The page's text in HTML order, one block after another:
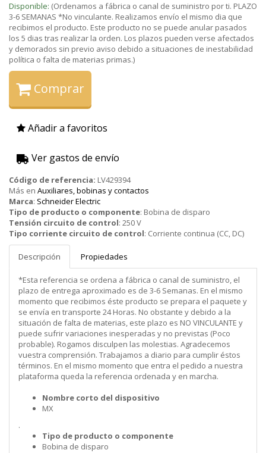
Disponible: (Ordenamos a fábrica o canal de suministro por ti. PLAZO
3-6 SEMANAS *No vinculante. Realizamos envío el mismo dia que
recibimos el producto. Este producto no se puede anular pasados
los 5 dias tras realizar la orden. Los plazos pueden verse afectados
y demorados sin previo aviso debido a situaciones de inestabilidad
política o falta de materias primas.)
Comprar
Añadir a favoritos
Ver gastos de envío
Código de referencia: LV429394
Más en Auxiliares, bobinas y contactos
Marca: Schneider Electric
Tipo de producto o componente: Bobina de disparo
Tensión circuito de control: 250 V
Tipo corriente circuito de control: Corriente continua (CC, DC)
Descripción Propiedades
*Esta referencia se ordena a fábrica o canal de suministro, el
plazo de entrega aproximado es de 3-6 Semanas. En el mismo
momento que recibimos éste producto se prepara el paquete y
se envía en transporte 24 Horas. No obstante y debido a la
situación de falta de materias, este plazo es NO VINCULANTE y
puede sufrir variaciones inesperadas y no previstas (Poco
probable). Rogamos disculpen las molestias. Agradecemos
vuestra comprensión. Trabajamos a diario para cumplir éstos
términos. En el mismo momento que entra el pedido a nuestra
plataforma queda la referencia ordenada y en marcha.
Nombre corto del dispositivo
MX
.
Tipo de producto o componente
Bobina de disparo